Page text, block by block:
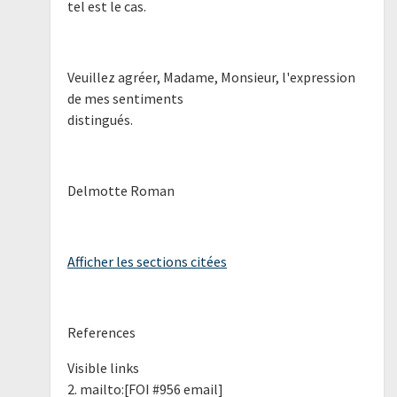
tel est le cas.
Veuillez agréer, Madame, Monsieur, l'expression
de mes sentiments
distingués.
Delmotte Roman
Afficher les sections citées
References
Visible links
2. mailto:[FOI #956 email]